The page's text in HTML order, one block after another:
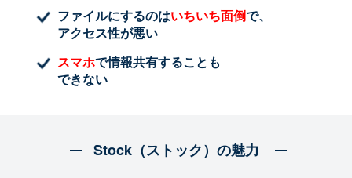
ファイルにするのはいちいち面倒で、
アクセス性が悪い
スマホで情報共有することも
できない
Stock（ストック）の魅力